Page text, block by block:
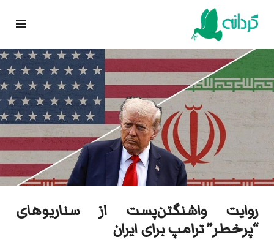
Skip
content
روایت واشنگتن‌پست از سناریوهای
“پرخطر” ترامپ برای ایران